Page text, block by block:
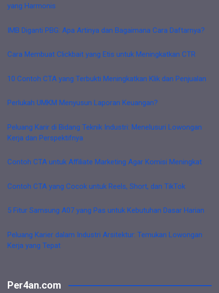
yang Harmonis
IMB Diganti PBG: Apa Artinya dan Bagaimana Cara Daftarnya?
Cara Membuat Clickbait yang Etis untuk Meningkatkan CTR
10 Contoh CTA yang Terbukti Meningkatkan Klik dan Penjualan
Perlukah UMKM Menyusun Laporan Keuangan?
Peluang Karir di Bidang Teknik Industri: Menelusuri Lowongan
Kerja dan Perspektifnya
Contoh CTA untuk Affiliate Marketing Agar Komisi Meningkat
Contoh CTA yang Cocok untuk Reels, Short, dan TikTok
5 Fitur Samsung A07 yang Pas untuk Kebutuhan Dasar Harian
Peluang Karier dalam Industri Arsitektur: Temukan Lowongan
Kerja yang Tepat
Per4an.com